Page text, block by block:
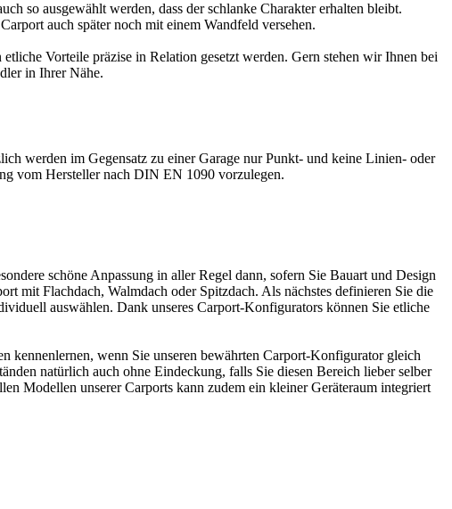
so ausgewählt werden, dass der schlanke Charakter erhalten bleibt.
auch später noch mit einem Wandfeld versehen.
Vorteile präzise in Relation gesetzt werden. Gern stehen wir Ihnen bei
in Ihrer Nähe.
werden im Gegensatz zu einer Garage nur Punkt- und keine Linien- oder
vom Hersteller nach DIN EN 1090 vorzulegen.
schöne Anpassung in aller Regel dann, sofern Sie Bauart und Design
mit Flachdach, Walmdach oder Spitzdach. Als nächstes definieren Sie die
auswählen. Dank unseres Carport-Konfigurators können Sie etliche
kennenlernen, wenn Sie unseren bewährten Carport-Konfigurator gleich
natürlich auch ohne Eindeckung, falls Sie diesen Bereich lieber selber
Modellen unserer Carports kann zudem ein kleiner Geräteraum integriert